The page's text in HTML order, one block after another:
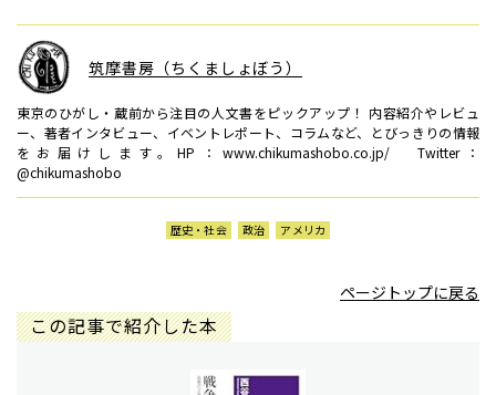
筑摩書房（ちくましょぼう）
東京のひがし・蔵前から注目の人文書をピックアップ！ 内容紹介やレビュ
ー、著者インタビュー、イベントレポート、コラムなど、とびっきりの情報
をお届けします。HP：www.chikumashobo.co.jp/ Twitter：
@chikumashobo
歴史・社会 政治 アメリカ
ページトップに戻る
この記事で紹介した本